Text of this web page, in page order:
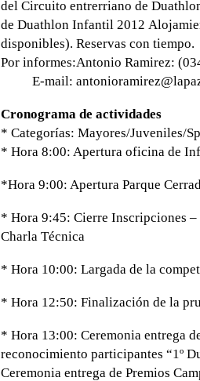
del Circuito entrerriano de
de Duathlon Infantil 2012
disponibles). Reservas con tiempo.
Por informes:Antonio
E-mail:
Cronograma de actividades
* Categorías: Mayores/Juveniles/
* Hora 8:00: Apertura oficina de
*Hora 9:00: Apertura Parque
* Hora 9:45: Cierre Inscripciones
Charla Técnica
* Hora 10:00: Largada de la
* Hora 12:50: Finalización de la
* Hora 13:00: Ceremonia entrega
reconocimiento participantes “1º
Ceremonia entrega de Premios